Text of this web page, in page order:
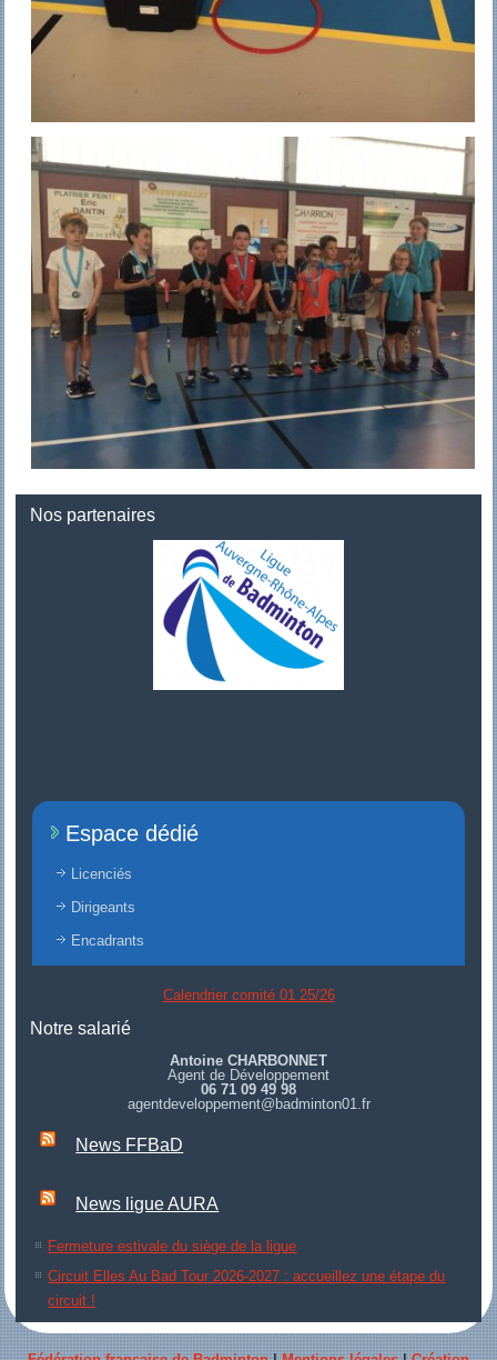
Nos partenaires
Espace dédié
Licenciés
Dirigeants
Encadrants
Calendrier comité 01 25/26
Notre salarié
Antoine CHARBONNET
Agent de Développement
06 71 09 49 98
agentdeveloppement@badminton01.fr
News FFBaD
News ligue AURA
Fermeture estivale du siège de la ligue
Circuit Elles Au Bad Tour 2026-2027 : accueillez une étape du
circuit !